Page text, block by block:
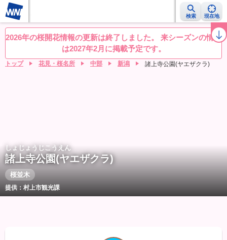
検索 現在地
桜レーダー 名所ランキング 桜開花予想NEWS お花見動画 目的別
2026年の桜開花情報の更新は終了しました。 来シーズンの情報
は2027年2月に掲載予定です。
トップ 花見・桜名所 中部 新潟 諸上寺公園(ヤエザクラ)
しょじょうじこうえん
諸上寺公園(ヤエザクラ)
桜並木
提供：村上市観光課